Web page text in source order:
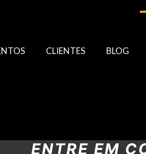
CLIENTES BLOG
ENTRE EM